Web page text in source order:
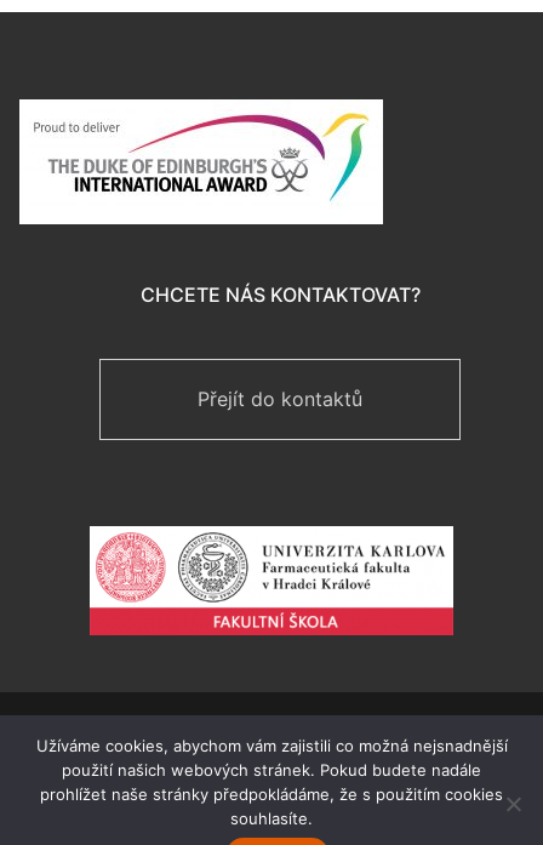
CHCETE NÁS KONTAKTOVAT?
Přejít do kontaktů
Pro Gymnázium a SOŠ Plasy vytvořil Luboš Hubáčekv
roce 2018. Webmaster Václav Jícha.
Prohlášení o přístupnosti
Mapa stránek
Užíváme cookies, abychom vám zajistili co možná nejsnadnější
použití našich webových stránek. Pokud budete nadále
prohlížet naše stránky předpokládáme, že s použitím cookies
souhlasíte.